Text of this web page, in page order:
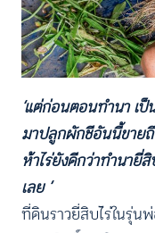
‘แต่ก่อนตอนทำนา เ
มาปลูกผักชีอันนี้ขาย
ห้าไร่ยังดีกว่าทำนายี่
เลย ’
ที่ดินราวยี่สิบไร่ในรุ่น